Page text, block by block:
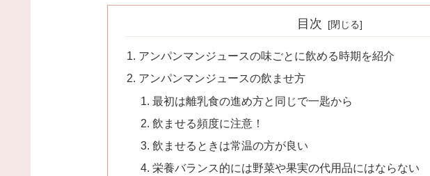
目次
アンパンマンジュースの味ごとに飲める時期を紹介
アンパンマンジュースの飲ませ方
最初は離乳食の進め方と同じで一匙から
飲ませる頻度に注意！
飲ませるときは常温の方が良い
栄養バランス的には野菜や果実の代用品にはならない